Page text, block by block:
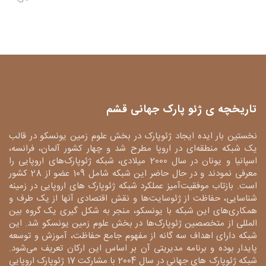
تاریخچه ی ژئو پارک جهانی قشم
نخستین بار ایده ایجاد ژئوپارک در بخش علوم زمین یونسکو در قالب
یک شبکه منطقه‌ای در اروپا مطرح شد و چهار کشور آلمان، فرانسه،
اسپانیا و یونان در سال 2000 میلادی، شبکه ژئوپارک‌های اروپایی را
معرفی نمودند و در حال حاضر این شبکه شامل 109 عضو از 28 کشور
است. بازتاب موفقیت‌آمیز عملکرد شبکه ژئوپارک های اروپایی در زمینه
شناسایی، حفاظت از ژئوسایت‌ها و نقش اقتصادی آنها از یک طرف و
همکاری‌های این شبکه با یونسکو، منجر به شکل گیری یک گروه بین
المللی از متخصصین ژئوپارک‌ها در بخش علوم زمین یونسکو شد. این
شبکه دارای اهداف سه گانه از مفهوم جامع حفاظت، آموزش و توسعه
پایدار بوده و برنامه مدیریتی آن بر اساس این ارکان تعریف می‌شود.
شبکه ژئوپارک های جهانی در سال 2004 با مشارکت 17 ژئوپارک اروپایی